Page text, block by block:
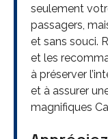
seulement
passagers,
et sans souci.
et les
à préserver
et à assurer
magnifiques